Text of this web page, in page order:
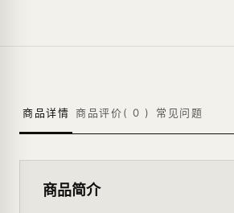
商品详情 商品评价( 0 ) 常见问题
商品简介